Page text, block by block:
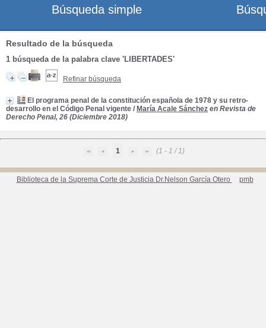
Resultado de la búsqueda
1 búsqueda de la palabra clave 'LIBERTADES'
Refinar búsqueda
El programa penal de la constitución española de 1978 y su retro-
desarrollo en el Código Penal vigente / María Acale Sánchez en Revista de
Derecho Penal, 26 (Diciembre 2018)
1 (1 - 1 / 1)
Biblioteca de la Suprema Corte de Justicia Dr.Nelson García Otero pmb
Búsqueda simple